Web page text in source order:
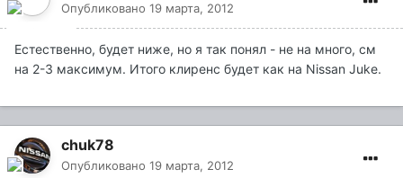
Опубликовано 19 марта, 2012
Естественно, будет ниже, но я так понял - не на много, см
на 2-3 максимум. Итого клиренс будет как на Nissan Juke.
chuk78
Опубликовано 19 марта, 2012